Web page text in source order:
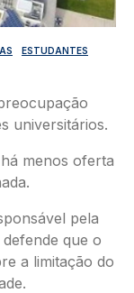
ESTUDANTES
universitários.
menos oferta
pela
defende que o
a limitação do